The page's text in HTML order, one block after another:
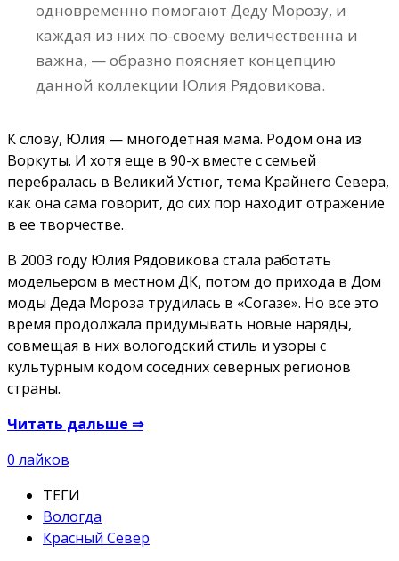
одновременно помогают Деду Морозу, и
каждая из них по-своему величественна и
важна, — образно поясняет концепцию
данной коллекции Юлия Рядовикова.
К слову, Юлия — многодетная мама. Родом она из
Воркуты. И хотя еще в 90-х вместе с семьей
перебралась в Великий Устюг, тема Крайнего Севера,
как она сама говорит, до сих пор находит отражение
в ее творчестве.
В 2003 году Юлия Рядовикова стала работать
модельером в местном ДК, потом до прихода в Дом
моды Деда Мороза трудилась в «Согазе». Но все это
время продолжала придумывать новые наряды,
совмещая в них вологодский стиль и узоры с
культурным кодом соседних северных регионов
страны.
Читать дальше ⇒
0 лайков
ТЕГИ
Вологда
Красный Север